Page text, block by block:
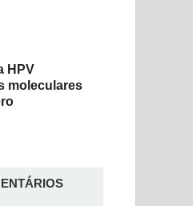
HPV
moleculares